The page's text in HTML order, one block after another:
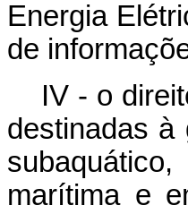
Energia
de
IV - o
destinadas à
marítima e